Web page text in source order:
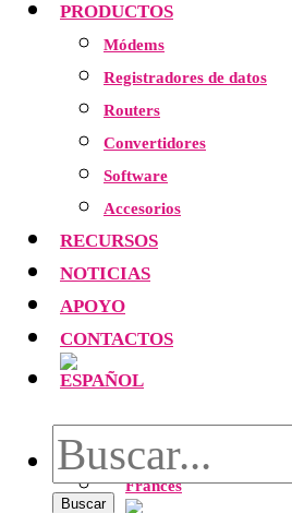
PRODUCTOS
Módems
Registradores de datos
Routers
Convertidores
Software
Accesorios
RECURSOS
NOTICIAS
APOYO
CONTACTOS
Buscar